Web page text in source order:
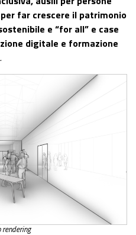
far crescere il patrimonio
e “for all” e case
digitale e formazione
.
rendering